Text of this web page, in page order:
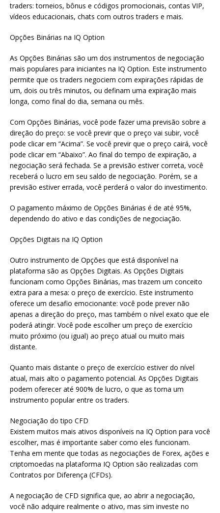
traders: torneios, bônus e códigos promocionais, contas VIP,
vídeos educacionais, chats com outros traders e mais.
Opções Binárias na IQ Option
As Opções Binárias são um dos instrumentos de negociação
mais populares para iniciantes na IQ Option. Este instrumento
permite que os traders negociem com expirações rápidas de
um, dois ou três minutos, ou definam uma expiração mais
longa, como final do dia, semana ou mês.
Com Opções Binárias, você pode fazer uma previsão sobre a
direção do preço: se você previr que o preço vai subir, você
pode clicar em “Acima”. Se você previr que o preço cairá, você
pode clicar em “Abaixo”. Ao final do tempo de expiração, a
negociação será fechada. Se a previsão estiver correta, você
receberá o lucro em seu saldo de negociação. Porém, se a
previsão estiver errada, você perderá o valor do investimento.
O pagamento máximo de Opções Binárias é de até 95%,
dependendo do ativo e das condições de negociação.
Opções Digitais na IQ Option
Outro instrumento de Opções que está disponível na
plataforma são as Opções Digitais. As Opções Digitais
funcionam como Opções Binárias, mas trazem um conceito
extra para a mesa: o preço de exercício. Este instrumento
oferece um desafio emocionante: você pode prever não
apenas a direção do preço, mas também o nível exato que ele
poderá atingir. Você pode escolher um preço de exercício
muito próximo (ou igual) ao preço atual ou muito mais
distante.
Quanto mais distante o preço de exercício estiver do nível
atual, mais alto o pagamento potencial. As Opções Digitais
podem oferecer até 900% de lucro, o que as torna um
instrumento popular entre os traders.
Negociação do tipo CFD
Existem muitos mais ativos disponíveis na IQ Option para você
escolher, mas é importante saber como eles funcionam.
Tenha em mente que todas as negociações de Forex, ações e
criptomoedas na plataforma IQ Option são realizadas com
Contratos por Diferença (CFDs).
A negociação de CFD significa que, ao abrir a negociação,
você não adquire realmente o ativo, mas sim investe no